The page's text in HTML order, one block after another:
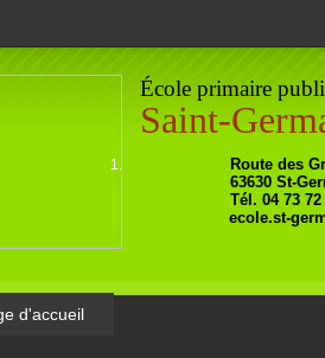
École primaire
Saint-
Route des
63630 St-
Tél. 04 73 72
ecole.st-
d'accueil